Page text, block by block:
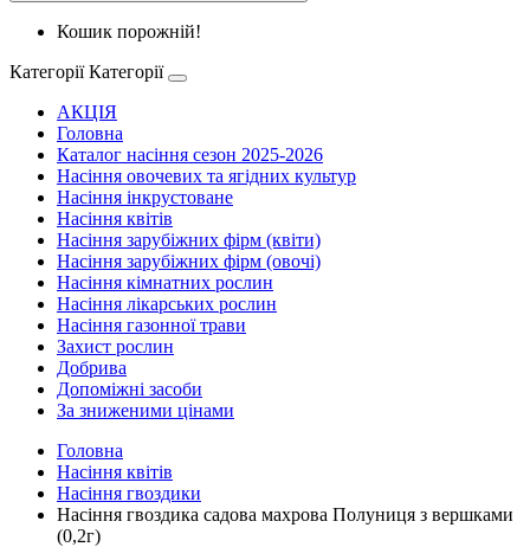
Кошик порожній!
Категорії Категорії
АКЦІЯ
Головна
Каталог насіння сезон 2025-2026
Насіння овочевих та ягідних культур
Насіння інкрустоване
Насіння квітів
Насіння зарубіжних фірм (квіти)
Насіння зарубіжних фірм (овочі)
Насіння кімнатних рослин
Насіння лікарських рослин
Насіння газонної трави
Захист рослин
Добрива
Допоміжні засоби
За зниженими цінами
Головна
Насіння квітів
Насіння гвоздики
Насіння гвоздика садова махрова Полуниця з вершками
(0,2г)